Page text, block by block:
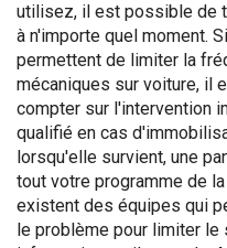
utilisez, il est possible de
à n'importe quel moment.
permettent de limiter la
mécaniques sur voiture, il
compter sur l'intervention
qualifié en cas
lorsqu'elle survient, une
tout votre programme de
existent des équipes qui
le problème pour limiter